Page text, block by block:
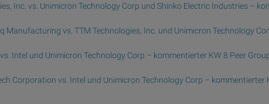
Inc. vs. Unimicron Technology Corp und Shinko Electric Industries –
Manufacturing vs. TTM Technologies, Inc. und Unimicron Technology
Intel und Unimicron Technology Corp – kommentierter KW 8 Peer
Corporation vs. Intel und Unimicron Technology Corp – kommentierter